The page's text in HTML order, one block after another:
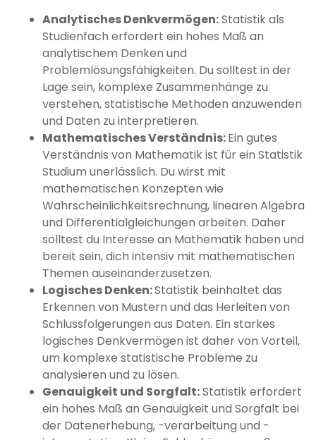
Analytisches Denkvermögen:Statistik als
Studienfach erfordert ein hohes Maß an
analytischem Denken und
Problemlösungsfähigkeiten. Du solltest in der
Lage sein, komplexe Zusammenhänge zu
verstehen, statistische Methoden anzuwenden
und Daten zu interpretieren.
Mathematisches Verständnis:Ein gutes
Verständnis von Mathematik ist für ein Statistik
Studium unerlässlich. Du wirst mit
mathematischen Konzepten wie
Wahrscheinlichkeitsrechnung, linearen Algebra
und Differentialgleichungen arbeiten. Daher
solltest du Interesse an Mathematik haben und
bereit sein, dich intensiv mit mathematischen
Themen auseinanderzusetzen.
Logisches Denken:Statistik beinhaltet das
Erkennen von Mustern und das Herleiten von
Schlussfolgerungen aus Daten. Ein starkes
logisches Denkvermögen ist daher von Vorteil,
um komplexe statistische Probleme zu
analysieren und zu lösen.
Genauigkeit und Sorgfalt:Statistik erfordert
ein hohes Maß an Genauigkeit und Sorgfalt bei
der Datenerhebung, -verarbeitung und -